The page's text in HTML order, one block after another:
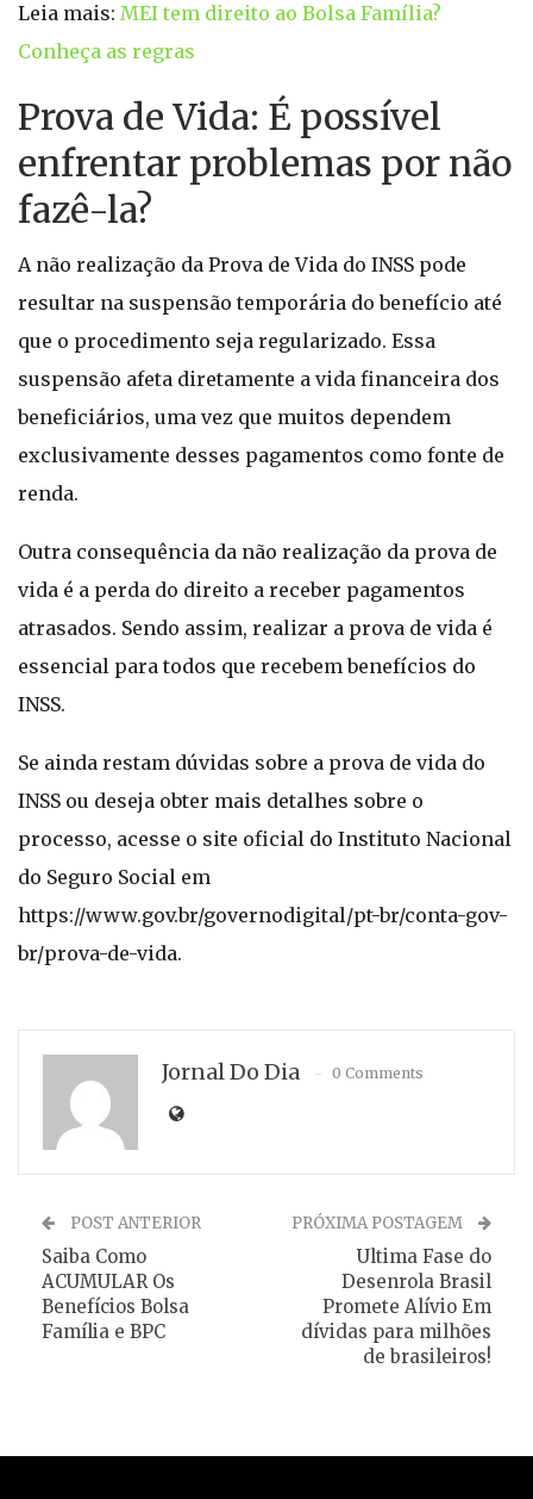
Leia mais: MEI tem direito ao Bolsa Família?
Conheça as regras
Prova de Vida: É possível
enfrentar problemas por não
fazê-la?
A não realização da Prova de Vida do INSS pode
resultar na suspensão temporária do benefício até
que o procedimento seja regularizado. Essa
suspensão afeta diretamente a vida financeira dos
beneficiários, uma vez que muitos dependem
exclusivamente desses pagamentos como fonte de
renda.
Outra consequência da não realização da prova de
vida é a perda do direito a receber pagamentos
atrasados. Sendo assim, realizar a prova de vida é
essencial para todos que recebem benefícios do
INSS.
Se ainda restam dúvidas sobre a prova de vida do
INSS ou deseja obter mais detalhes sobre o
processo, acesse o site oficial do Instituto Nacional
do Seguro Social em
https://www.gov.br/governodigital/pt-br/conta-gov-
br/prova-de-vida.
Jornal Do Dia 0 Comments
POST ANTERIOR
Saiba Como
ACUMULAR Os
Benefícios Bolsa
Família e BPC
PRÓXIMA POSTAGEM
Ultima Fase do
Desenrola Brasil
Promete Alívio Em
dívidas para milhões
de brasileiros!